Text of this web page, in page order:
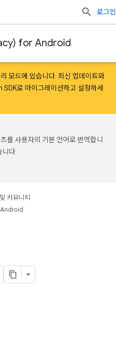
로그인
for Android
모드에 있습니다. 최신 업데이트와
SDK로 마이그레이션하고 설정하세
를 사용자의 기본 언어로 번역합니
다.
커뮤니티